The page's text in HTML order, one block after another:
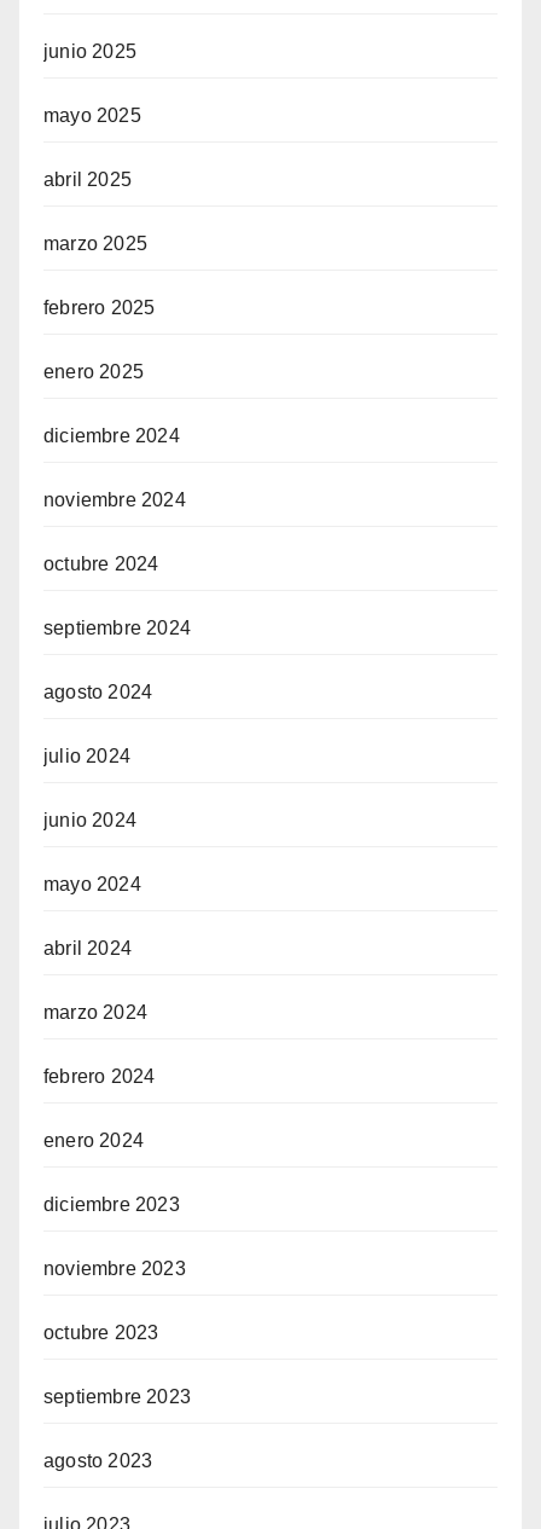
junio 2025
mayo 2025
abril 2025
marzo 2025
febrero 2025
enero 2025
diciembre 2024
noviembre 2024
octubre 2024
septiembre 2024
agosto 2024
julio 2024
junio 2024
mayo 2024
abril 2024
marzo 2024
febrero 2024
enero 2024
diciembre 2023
noviembre 2023
octubre 2023
septiembre 2023
agosto 2023
julio 2023